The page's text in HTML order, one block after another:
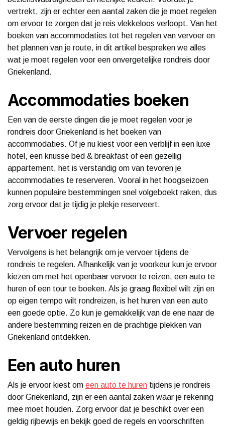
vertrekt, zijn er echter een aantal zaken die je moet regelen
om ervoor te zorgen dat je reis vlekkeloos verloopt. Van het
boeken van accommodaties tot het regelen van vervoer en
het plannen van je route, in dit artikel bespreken we alles
wat je moet regelen voor een onvergetelijke rondreis door
Griekenland.
Accommodaties boeken
Een van de eerste dingen die je moet regelen voor je
rondreis door Griekenland is het boeken van
accommodaties. Of je nu kiest voor een verblijf in een luxe
hotel, een knusse bed & breakfast of een gezellig
appartement, het is verstandig om van tevoren je
accommodaties te reserveren. Vooral in het hoogseizoen
kunnen populaire bestemmingen snel volgeboekt raken, dus
zorg ervoor dat je tijdig je plekje reserveert.
Vervoer regelen
Vervolgens is het belangrijk om je vervoer tijdens de
rondreis te regelen. Afhankelijk van je voorkeur kun je ervoor
kiezen om met het openbaar vervoer te reizen, een auto te
huren of een tour te boeken. Als je graag flexibel wilt zijn en
op eigen tempo wilt rondreizen, is het huren van een auto
een goede optie. Zo kun je gemakkelijk van de ene naar de
andere bestemming reizen en de prachtige plekken van
Griekenland ontdekken.
Een auto huren
Als je ervoor kiest om een auto te huren tijdens je rondreis
door Griekenland, zijn er een aantal zaken waar je rekening
mee moet houden. Zorg ervoor dat je beschikt over een
geldig rijbewijs en bekijk goed de regels en voorschriften